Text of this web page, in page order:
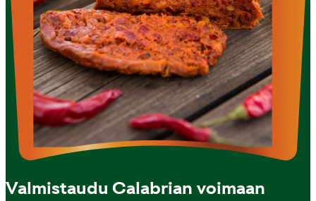
Valmistaudu Calabrian voimaan